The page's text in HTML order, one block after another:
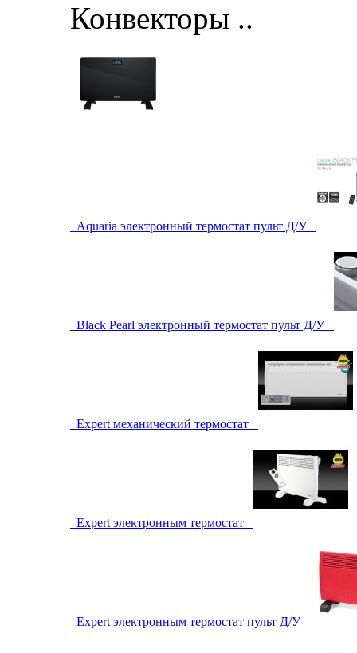
Конвекторы ..
Aquaria электронный термостат пульт Д/У
Black Pearl электронный термостат пульт Д/У
Expert механический термостат
Expert электронным термостат
Expert электронным термостат пульт Д/У